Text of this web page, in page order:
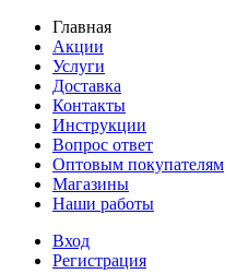
Главная
Акции
Услуги
Доставка
Контакты
Инструкции
Вопрос ответ
Оптовым покупателям
Магазины
Наши работы
Вход
Регистрация